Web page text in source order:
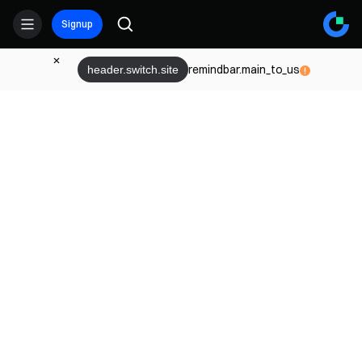
Signup
remindbar.main_to_us
header.switch.site